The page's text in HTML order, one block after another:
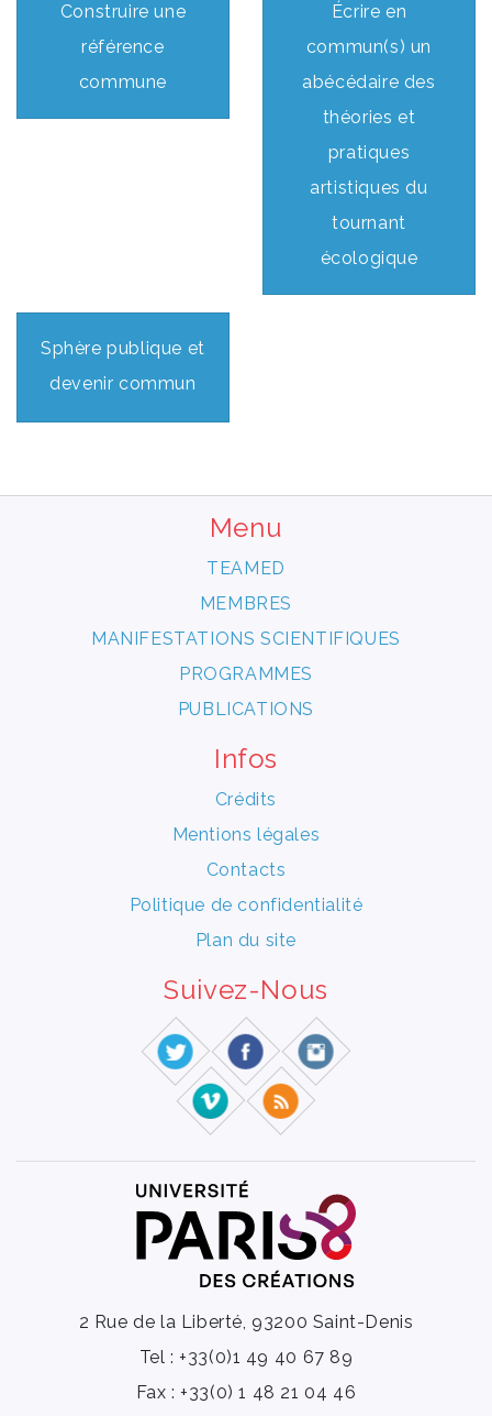
Construire une
référence
commune
Écrire en
commun(s) un
abécédaire des
théories et
pratiques
artistiques du
tournant
écologique
Sphère publique et
devenir commun
Menu
TEAMED
MEMBRES
MANIFESTATIONS SCIENTIFIQUES
PROGRAMMES
PUBLICATIONS
Infos
Crédits
Mentions légales
Contacts
Politique de confidentialité
Plan du site
Suivez-Nous
2 Rue de la Liberté, 93200 Saint-Denis
Tel : +33(0)1 49 40 67 89
Fax : +33(0) 1 48 21 04 46